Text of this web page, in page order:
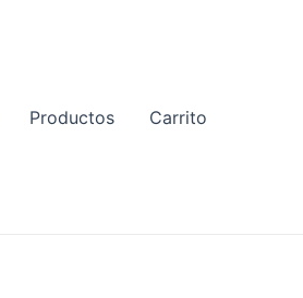
Productos Carrito